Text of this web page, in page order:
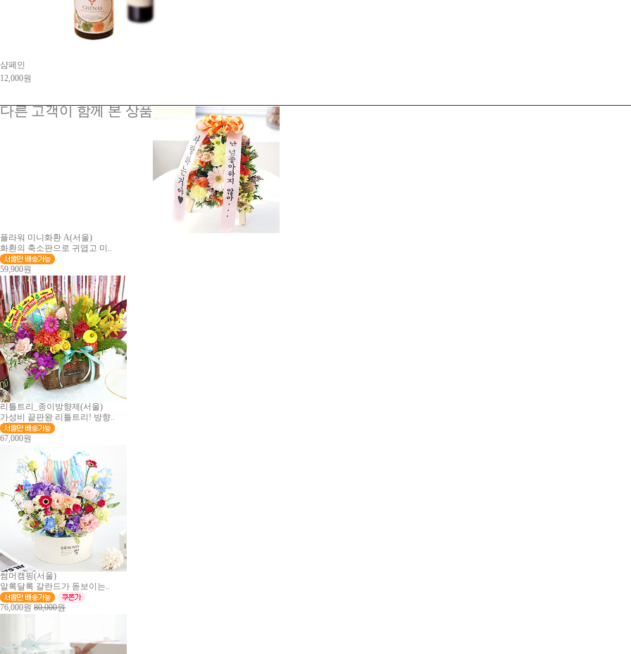
샴페인
12,000원
다른 고객이 함께 본 상품
플라워 미니화환 A(서울)
화환의 축소판으로 귀엽고 미..
59,900원
리틀트리_종이방향제(서울)
가성비 끝판왕 리틀트리! 방향..
67,000원
썸머캠핑(서울)
알록달록 갈란드가 돋보이는..
76,000원 80,000원